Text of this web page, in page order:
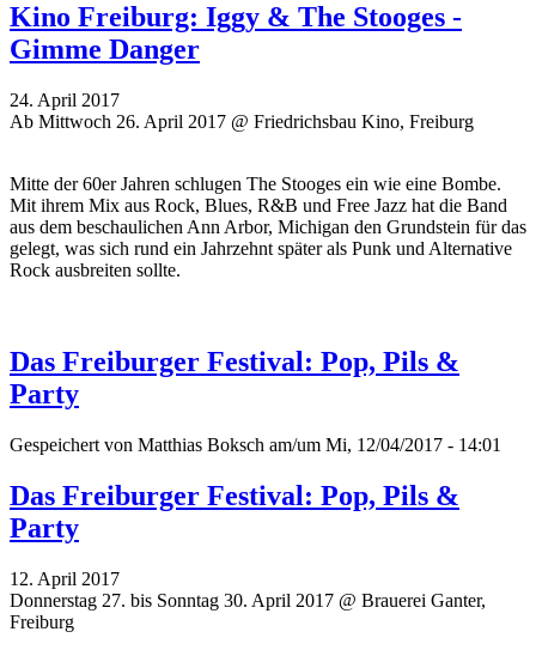
Kino Freiburg: Iggy & The Stooges -
Gimme Danger
24. April 2017
Ab Mittwoch 26. April 2017 @ Friedrichsbau Kino, Freiburg
Mitte der 60er Jahren schlugen The Stooges ein wie eine Bombe.
Mit ihrem Mix aus Rock, Blues, R&B und Free Jazz hat die Band
aus dem beschaulichen Ann Arbor, Michigan den Grundstein für das
gelegt, was sich rund ein Jahrzehnt später als Punk und Alternative
Rock ausbreiten sollte.
Das Freiburger Festival: Pop, Pils &
Party
Gespeichert von Matthias Boksch am/um Mi, 12/04/2017 - 14:01
Das Freiburger Festival: Pop, Pils &
Party
12. April 2017
Donnerstag 27. bis Sonntag 30. April 2017 @ Brauerei Ganter,
Freiburg